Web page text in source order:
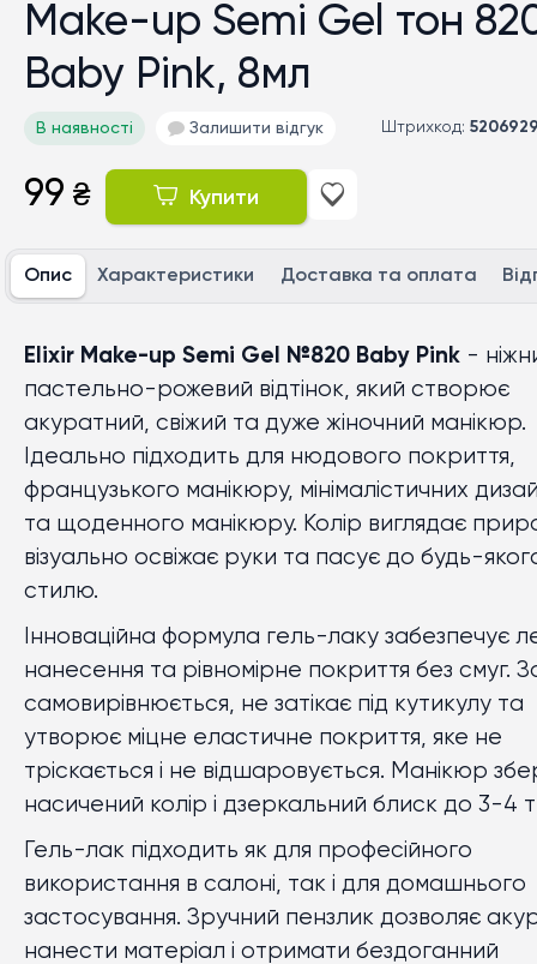
Make-up Semi Gel тон
Baby Pink, 8мл
В наявності Залишити відгук Штрихкод:
99 ₴ Купити
Опис Характеристики Доставка та оплата
Elixir Make-up Semi Gel №820 Baby Pink -
пастельно-рожевий відтінок, який створює
акуратний, свіжий та дуже жіночний манікюр.
Ідеально підходить для нюдового покриття,
французького манікюру, мінімалістичних
та щоденного манікюру. Колір виглядає
візуально освіжає руки та пасує до будь-
стилю.
Інноваційна формула гель-лаку забезпечує
нанесення та рівномірне покриття без смуг.
самовирівнюється, не затікає під кутикулу та
утворює міцне еластичне покриття, яке не
тріскається і не відшаровується. Манікюр
насичений колір і дзеркальний блиск до 3-4
Гель-лак підходить як для професійного
використання в салоні, так і для домашнього
застосування. Зручний пензлик дозволяє
нанести матеріал і отримати бездоганний